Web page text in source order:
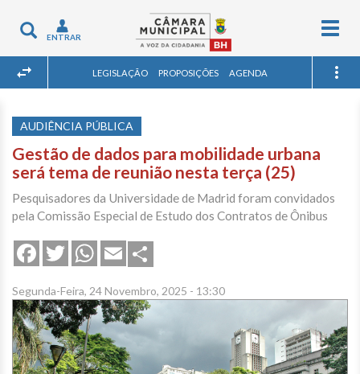
Toggle
navigation
ENTRAR
LEGISLAÇÃO PROPOSIÇÕES AGENDA
AUDIÊNCIA PÚBLICA
Gestão de dados para mobilidade urbana
será tema de reunião nesta terça (25)
Pesquisadores da Universidade de Madrid foram convidados
pela Comissão Especial de Estudo dos Contratos de Ônibus
FacebookTwitterWhatsApp
Email
Segunda-Feira, 24 Novembro, 2025 - 13:30